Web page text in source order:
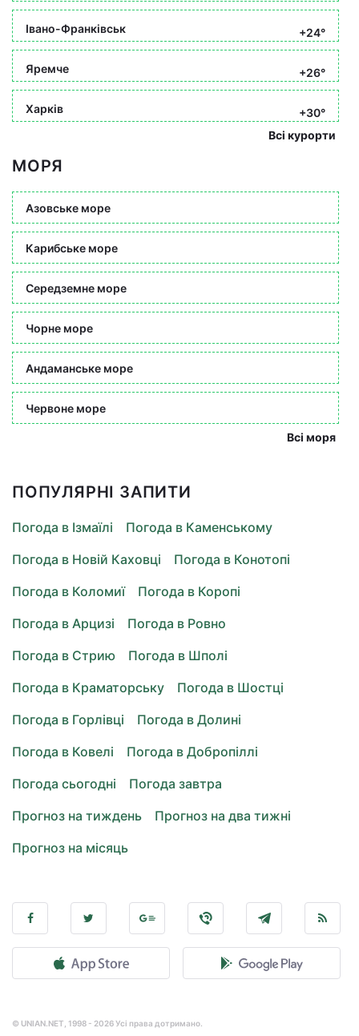
Івано-Франківськ +24°
Яремче +26°
Харків
+30°
Всі курорти
МОРЯ
Азовське море
Карибське море
Середземне море
Чорне море
Андаманське море
Червоне море
Всі моря
ПОПУЛЯРНІ ЗАПИТИ
Погода в Ізмаїлі
Погода в Каменському
Погода в Новій Каховці
Погода в Конотопі
Погода в Коломиї
Погода в Коропі
Погода в Арцизі
Погода в Ровно
Погода в Стрию
Погода в Шполі
Погода в Краматорську
Погода в Шостці
Погода в Горлівці
Погода в Долині
Погода в Ковелі
Погода в Добропіллі
Погода сьогодні
Погода завтра
Прогноз на тиждень
Прогноз на два тижні
Прогноз на місяць
© UNIAN.NET, 1998 - 2026 Усі права дотримано.